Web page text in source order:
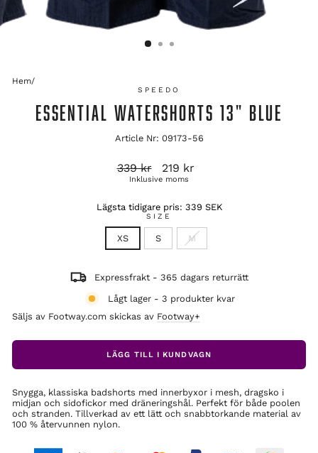
Hem/
SPEEDO
ESSENTIAL WATERSHORTS 13" BLUE
Article Nr: 09173-56
Ordinarie
pris
339 kr Reapris
219 kr
Inklusive moms
Lägsta tidigare pris: 339 SEK
SIZE
XS S M
Expressfrakt - 365 dagars returrätt
Lågt lager - 3 produkter kvar
Säljs av Footway.com skickas av Footway+
LÄGG TILL I KUNDVAGN
Snygga, klassiska badshorts med innerbyxor i mesh, dragsko i
midjan och sidofickor med dräneringshål. Perfekt för både poolen
och stranden. Tillverkad av ett lätt och snabbtorkande material av
100 % återvunnen nylon.